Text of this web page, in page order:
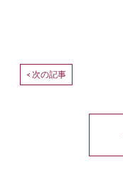
< 次の記事